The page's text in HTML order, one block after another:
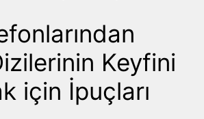
Keyfini
için İpuçları